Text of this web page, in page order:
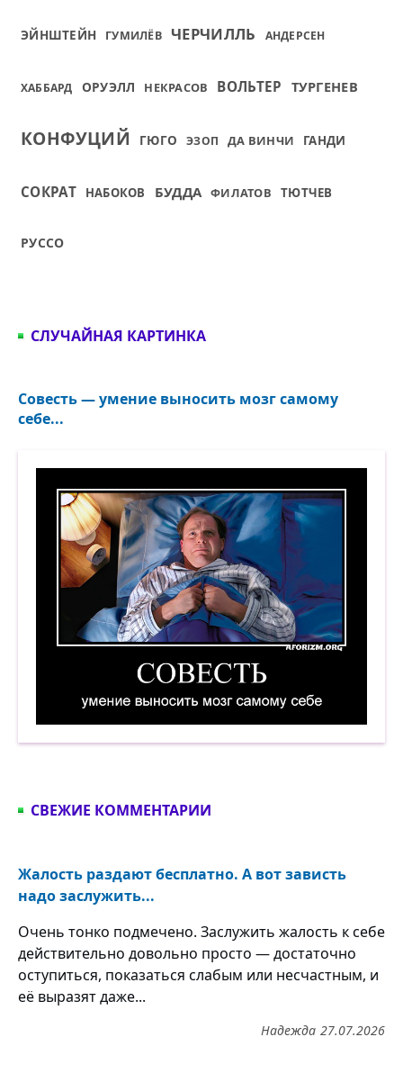
ЭЙНШТЕЙН ГУМИЛЁВ ЧЕРЧИЛЛЬ АНДЕРСЕН
ХАББАРД ОРУЭЛЛ НЕКРАСОВ ВОЛЬТЕР ТУРГЕНЕВ
КОНФУЦИЙ ГЮГО ЭЗОП ДА ВИНЧИ ГАНДИ
СОКРАТ НАБОКОВ БУДДА ФИЛАТОВ ТЮТЧЕВ
РУССО
СЛУЧАЙНАЯ КАРТИНКА
Совесть — умение выносить мозг самому
себе...
СВЕЖИЕ КОММЕНТАРИИ
Жалость раздают бесплатно. А вот зависть
надо заслужить...
Очень тонко подмечено. Заслужить жалость к себе
действительно довольно просто — достаточно
оступиться, показаться слабым или несчастным, и
её выразят даже...
27.07.2026
Надежда